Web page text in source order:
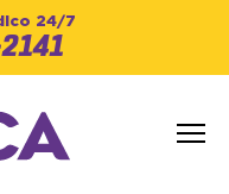
24/7